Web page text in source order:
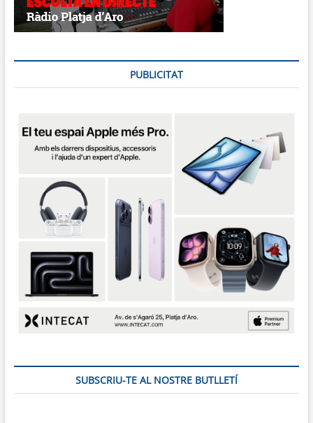
PUBLICITAT
SUBSCRIU-TE AL NOSTRE BUTLLETÍ